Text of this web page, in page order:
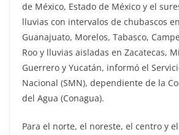
de México, Estado de México y el
lluvias con intervalos de chubascos
Guanajuato, Morelos, Tabasco,
Roo y lluvias aisladas en Zacatecas,
Guerrero y Yucatán, informó el
Nacional (SMN), dependiente de la
del Agua (Conagua).
Para el norte, el noreste, el centro y